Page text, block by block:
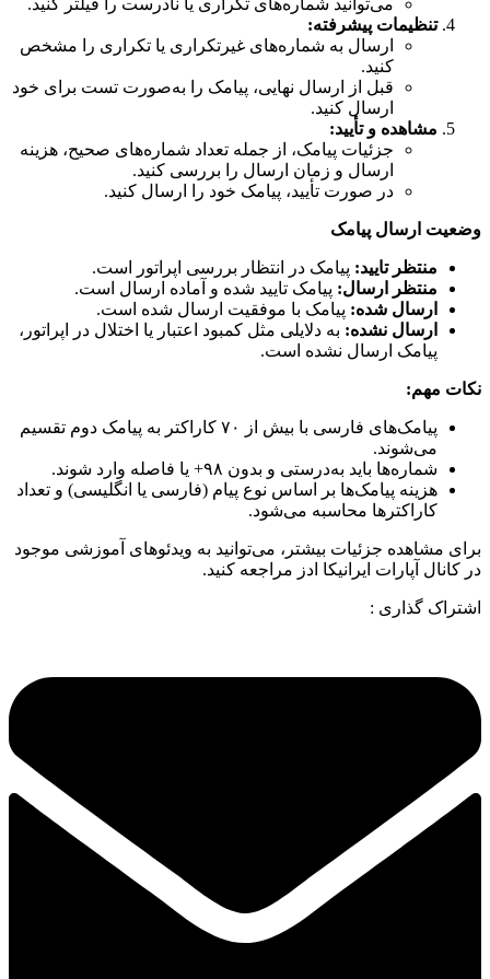
می‌توانید شماره‌های تکراری یا نادرست را فیلتر کنید.
تنظیمات پیشرفته:
ارسال به شماره‌های غیرتکراری یا تکراری را مشخص
کنید.
قبل از ارسال نهایی، پیامک را به‌صورت تست برای خود
ارسال کنید.
مشاهده و تأیید:
جزئیات پیامک، از جمله تعداد شماره‌های صحیح، هزینه
ارسال و زمان ارسال را بررسی کنید.
در صورت تأیید، پیامک خود را ارسال کنید.
وضعیت ارسال پیامک
منتظر تایید: پیامک در انتظار بررسی اپراتور است.
منتظر ارسال: پیامک تایید شده و آماده ارسال است.
ارسال شده: پیامک با موفقیت ارسال شده است.
ارسال نشده: به دلایلی مثل کمبود اعتبار یا اختلال در اپراتور،
پیامک ارسال نشده است.
نکات مهم:
پیامک‌های فارسی با بیش از ۷۰ کاراکتر به پیامک دوم تقسیم
می‌شوند.
شماره‌ها باید به‌درستی و بدون ۹۸+ یا فاصله وارد شوند.
هزینه پیامک‌ها بر اساس نوع پیام (فارسی یا انگلیسی) و تعداد
کاراکترها محاسبه می‌شود.
برای مشاهده جزئیات بیشتر، می‌توانید به ویدئوهای آموزشی موجود
در کانال آپارات ایرانیکا ادز مراجعه کنید.
اشتراک گذاری :